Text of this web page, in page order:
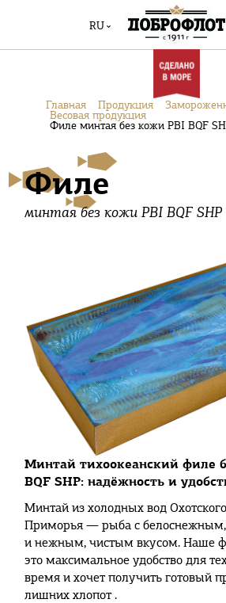
RU
Главная Продукция
Весовая продукция
Филе минтая без кожи PBI BQF
Филе
минтая без кожи PBI BQF SHP
Минтай тихоокеанский филе
BQF SHP: надёжность и
Минтай из холодных вод
Приморья — рыба с
и нежным, чистым вкусом. Наше
это максимальное удобство для
время и хочет получить готовый
лишних хлопот .